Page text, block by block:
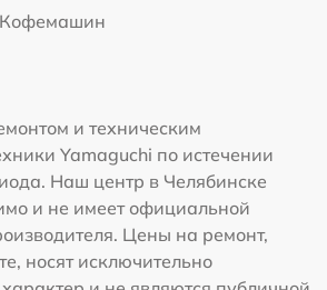
Кофемашин
и техническим
Yamaguchi по истечении
Наш центр в Челябинске
и не имеет официальной
Цены на ремонт,
носят исключительно